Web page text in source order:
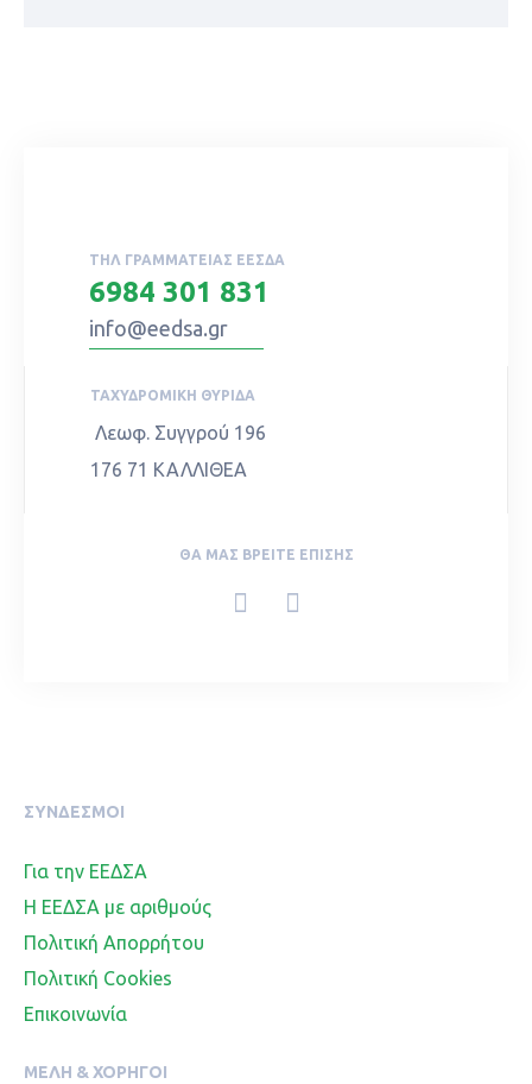
ΤΗΛ ΓΡΑΜΜΑΤΕΊΑΣ ΕΕΣΔΑ
6984 301 831
info@eedsa.gr
ΤΑΧΥΔΡΟΜΙΚΉ ΘΥΡΊΔΑ
Λεωφ. Συγγρού 196
176 71 ΚΑΛΛΙΘΕΑ
ΘΑ ΜΑΣ ΒΡΕΊΤΕ ΕΠΊΣΗΣ
ΣΥΝΔΕΣΜΟΙ
Για την ΕΕΔΣΑ
Η ΕΕΔΣΑ με αριθμούς
Πολιτική Απορρήτου
Πολιτική Cookies
Επικοινωνία
ΜΈΛΗ & ΧΟΡΗΓΟΊ